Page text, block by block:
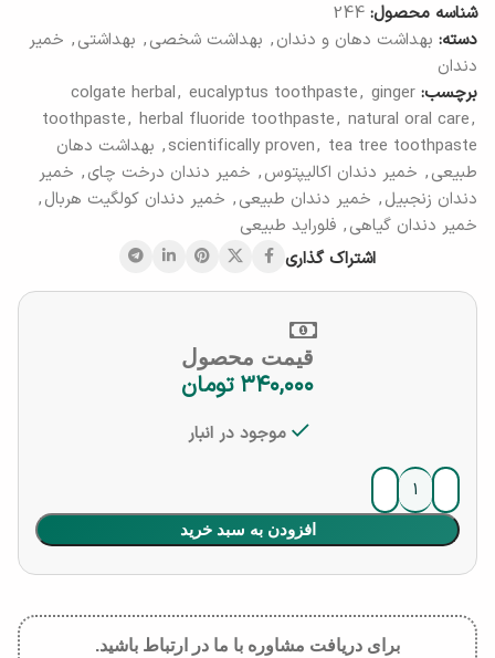
شناسه محصول: 244
دسته: بهداشت دهان و دندان, بهداشت شخصی, بهداشتی, خمیر
دندان
برچسب:
colgate herbal, eucalyptus toothpaste, ginger
toothpaste, herbal fluoride toothpaste, natural oral care,
scientifically proven, tea tree toothpaste
, بهداشت دهان
طبیعی, خمیر دندان اکالیپتوس, خمیر دندان درخت چای, خمیر
دندان زنجبیل, خمیر دندان طبیعی, خمیر دندان کولگیت هربال,
خمیر دندان گیاهی, فلوراید طبیعی
اشتراک گذاری
قیمت محصول
۳۴۰,۰۰۰ تومان
موجود در انبار
افزودن به سبد خرید
برای دریافت مشاوره با ما در ارتباط باشید.